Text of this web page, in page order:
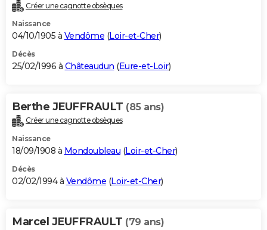
Créer une cagnotte obsèques
Naissance
04/10/1905 à Vendôme (Loir-et-Cher)
Décès
25/02/1996 à Châteaudun (Eure-et-Loir)
Berthe JEUFFRAULT (85 ans)
Créer une cagnotte obsèques
Naissance
18/09/1908 à Mondoubleau (Loir-et-Cher)
Décès
02/02/1994 à Vendôme (Loir-et-Cher)
Marcel JEUFFRAULT (79 ans)